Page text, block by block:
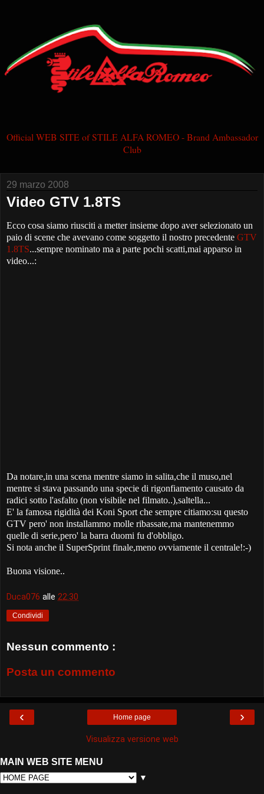
Official WEB SITE of STILE ALFA ROMEO - Brand Ambassador
Club
29 marzo 2008
Video GTV 1.8TS
Ecco cosa siamo riusciti a metter insieme dopo aver selezionato un
paio di scene che avevano come soggetto il nostro precedente GTV
1.8TS...sempre nominato ma a parte pochi scatti,mai apparso in
video...:
Da notare,in una scena mentre siamo in salita,che il muso,nel
mentre si stava passando una specie di rigonfiamento causato da
radici sotto l'asfalto (non visibile nel filmato..),saltella...
E' la famosa rigidità dei Koni Sport che sempre citiamo:su questo
GTV pero' non installammo molle ribassate,ma mantenemmo
quelle di serie,pero' la barra duomi fu d'obbligo.
Si nota anche il SuperSprint finale,meno ovviamente il centrale!:-)
Buona visione..
Duca076 alle 22:30
Condividi
Nessun commento :
Posta un commento
‹ ›
Home page
Visualizza versione web
MAIN WEB SITE MENU
▼